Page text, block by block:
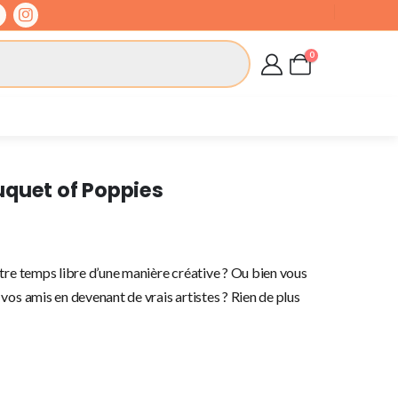
0
of Poppies
temps libre d’une manière créative ? Ou bien vous
amis en devenant de vrais artistes ? Rien de plus